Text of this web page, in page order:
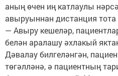
аның өчен иң катлаулы
авыруыннан дистанция тота
— Авыру кешеләр,
белән аралашу әхлакый
Дәвалау билгеләнгән,
төгәлләнә, ә пациентның